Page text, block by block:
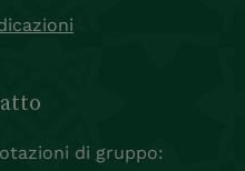
di gruppo: